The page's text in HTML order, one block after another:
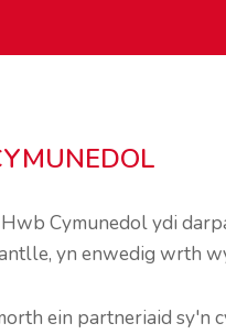
Cymunedol ydi
yn enwedig wrth
ein partneriaid sy'n